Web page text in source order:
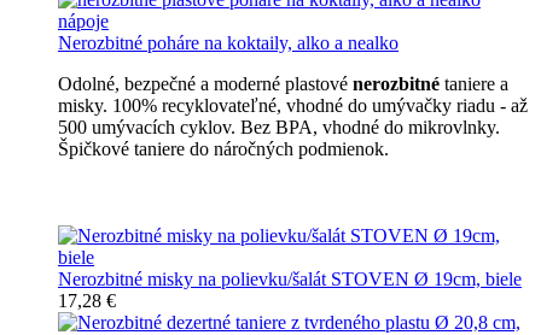
Nerozbitné poháre na koktaily, alko a nealko
Odolné, bezpečné a moderné plastové nerozbitné taniere a
misky. 100% recyklovateľné, vhodné do umývačky riadu - až
500 umývacích cyklov. Bez BPA, vhodné do mikrovlnky.
Špičkové taniere do náročných podmienok.
Nerozbitné misky na polievku/šalát STOVEN Ø 19cm, biele
17,28 €